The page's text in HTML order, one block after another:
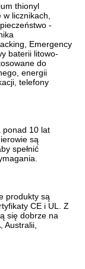
thionyl
licznikach,
-
Emergency
baterii litowo-
do
energii
telefony
ponad 10 lat
są
spełnić
produkty są
CE i UL. Z
się dobrze na
Australii,